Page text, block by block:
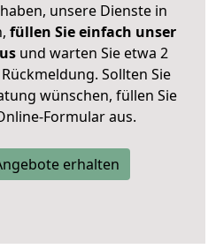
unsere Dienste in
füllen Sie einfach unser
und warten Sie etwa 2
Sollten Sie
wünschen, füllen Sie
Formular aus.
erhalten